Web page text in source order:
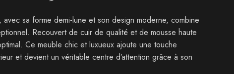
avec sa forme demi-lune et son design moderne, combine
Recouvert de cuir de qualité et de mousse haute
Ce meuble chic et luxueux ajoute une touche
et devient un véritable centre d’attention grâce à son